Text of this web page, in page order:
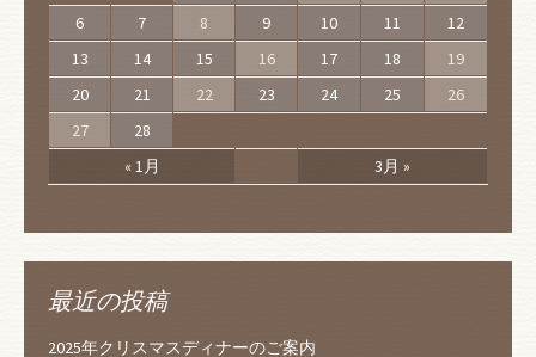
« 1月 3月 »
6
7 8 9 10 11
12
13
14 15 16 17 18
19
20
21 22 23 24 25
26
27
28
最近の投稿
2025年クリスマスディナーのご案内